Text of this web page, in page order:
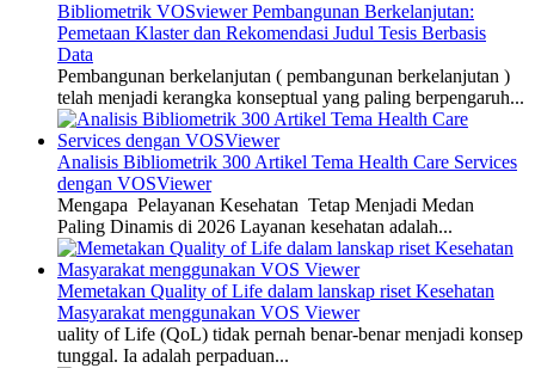
Bibliometrik VOSviewer Pembangunan Berkelanjutan:
Pemetaan Klaster dan Rekomendasi Judul Tesis Berbasis
Data
Pembangunan berkelanjutan ( pembangunan berkelanjutan )
telah menjadi kerangka konseptual yang paling berpengaruh...
Analisis Bibliometrik 300 Artikel Tema Health Care Services
dengan VOSViewer
Mengapa Pelayanan Kesehatan Tetap Menjadi Medan
Paling Dinamis di 2026 Layanan kesehatan adalah...
Memetakan Quality of Life dalam lanskap riset Kesehatan
Masyarakat menggunakan VOS Viewer
uality of Life (QoL) tidak pernah benar-benar menjadi konsep
tunggal. Ia adalah perpaduan...